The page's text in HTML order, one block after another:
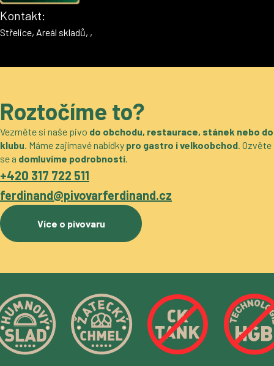
Kontakt:
Střelice, Areál skladů, ,
Roztočíme to?
Vezměte si naše pivo do obchodu, restaurace, stánek nebo do
klubu. Máme zajímavé nabídky pro gastro i velkoobchod. Ozvěte
se a domluvíme podrobnosti.
+420 317 722 511
ferdinand@pivovarferdinand.cz
Více o pivovaru